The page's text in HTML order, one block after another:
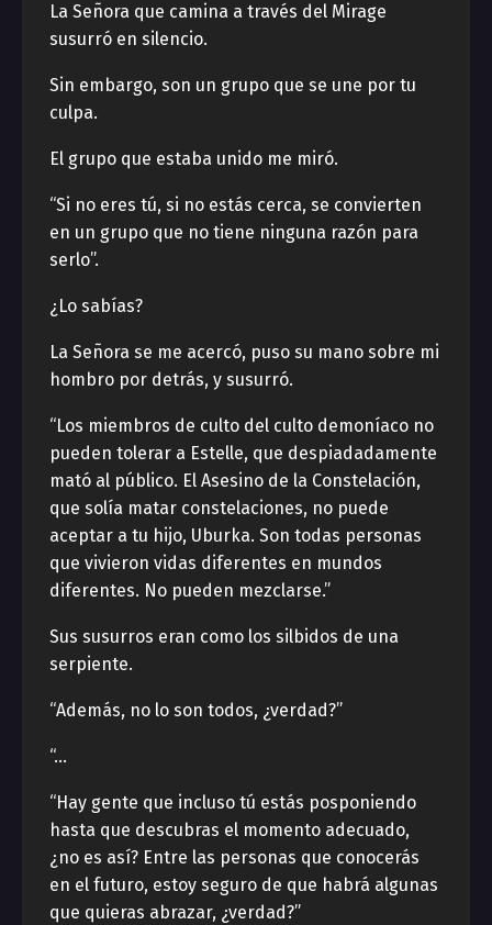
La Señora que camina a través del Mirage
susurró en silencio.
Sin embargo, son un grupo que se une por tu
culpa.
El grupo que estaba unido me miró.
“Si no eres tú, si no estás cerca, se convierten
en un grupo que no tiene ninguna razón para
serlo”.
¿Lo sabías?
La Señora se me acercó, puso su mano sobre mi
hombro por detrás, y susurró.
“Los miembros de culto del culto demoníaco no
pueden tolerar a Estelle, que despiadadamente
mató al público. El Asesino de la Constelación,
que solía matar constelaciones, no puede
aceptar a tu hijo, Uburka. Son todas personas
que vivieron vidas diferentes en mundos
diferentes. No pueden mezclarse.”
Sus susurros eran como los silbidos de una
serpiente.
“Además, no lo son todos, ¿verdad?”
“…
“Hay gente que incluso tú estás posponiendo
hasta que descubras el momento adecuado,
¿no es así? Entre las personas que conocerás
en el futuro, estoy seguro de que habrá algunas
que quieras abrazar, ¿verdad?”